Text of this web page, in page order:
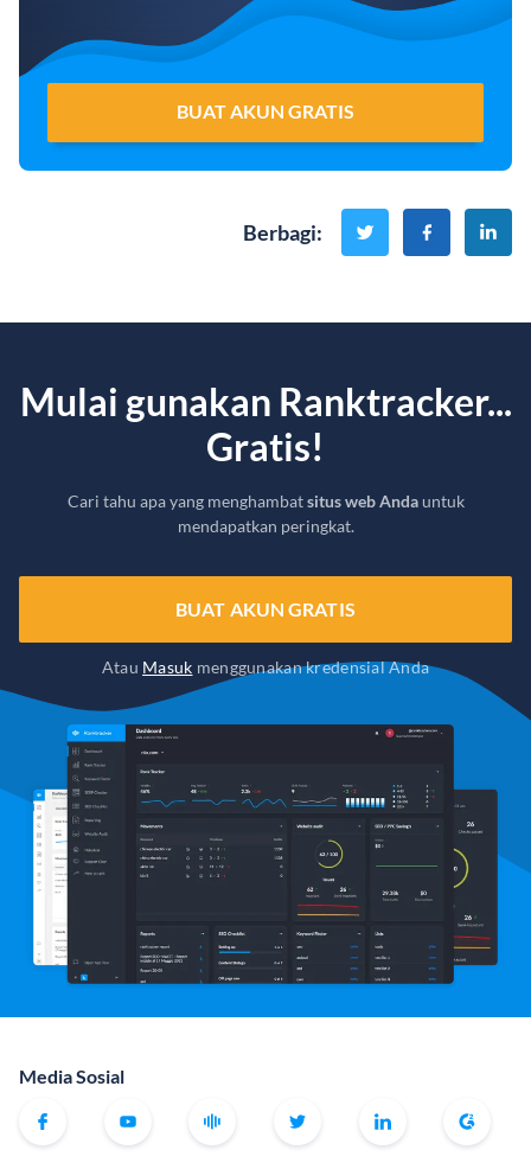
BUAT AKUN GRATIS
Berbagi:
Mulai gunakan Ranktracker...
Gratis!
Cari tahu apa yang menghambatsitus web Andauntuk
mendapatkan peringkat.
BUAT AKUN GRATIS
Atau Masuk menggunakan kredensial Anda
Media Sosial